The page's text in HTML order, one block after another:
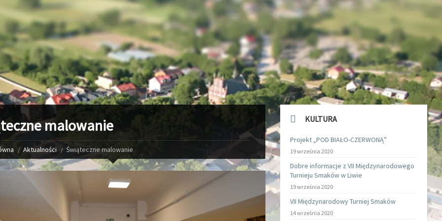
malowanie
Aktualności Świąteczne malowanie
KULTURA
Projekt „POD BIAŁO-CZERWONĄ”
19 września 2020
Dobre informacje z VII Międzynarodowego
Turnieju Smaków w Liwie
19 września 2020
VII Międzynarodowy Turniej Smaków
14 września 2020